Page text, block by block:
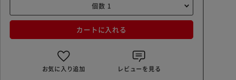
カートに入れる
お気に入り追加 レビューを見る